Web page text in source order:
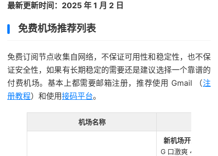
最新更新时间：2025 年 1 月 2 日
免费机场推荐列表
免费订阅节点收集自网络，不保证可用性和稳定性，也不保
证安全性，如果有长期稳定的需要还是建议选择一个靠谱的
付费机场。基本上都需要邮箱注册，推荐使用 Gmail （注
册教程）和使用接码平台。
机场名称
新机场开业人少
G 口激爽 4K 秒开